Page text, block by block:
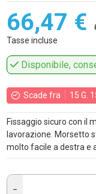
66,47 €
Tasse incluse
Disponibile,
Scade fra 15 G.
Fissaggio sicuro con il
lavorazione. Morsetto
molto facile a destra e